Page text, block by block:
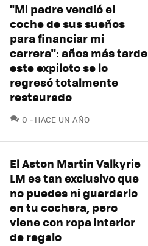
"Mi padre vendió el
coche de sus sueños
para financiar mi
carrera": años más tarde
este expiloto se lo
regresó totalmente
restaurado
0 COMENTARIOS
HACE UN AÑO
El Aston Martin Valkyrie
LM es tan exclusivo que
no puedes ni guardarlo
en tu cochera, pero
viene con ropa interior
de regalo